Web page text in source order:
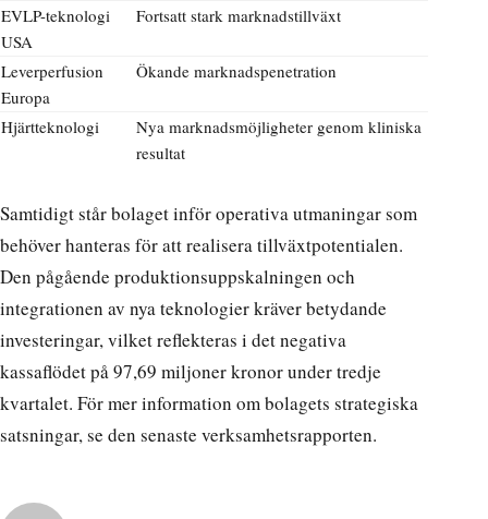
EVLP-teknologi
USA
Fortsatt stark marknadstillväxt
Leverperfusion
Europa
Ökande marknadspenetration
Hjärtteknologi
Nya marknadsmöjligheter genom kliniska
resultat
Samtidigt står bolaget inför operativa utmaningar som
behöver hanteras för att realisera tillväxtpotentialen.
Den pågående produktionsuppskalningen och
integrationen av nya teknologier kräver betydande
investeringar, vilket reflekteras i det negativa
kassaflödet på 97,69 miljoner kronor under tredje
kvartalet. För mer information om bolagets strategiska
satsningar, se den senaste verksamhetsrapporten.